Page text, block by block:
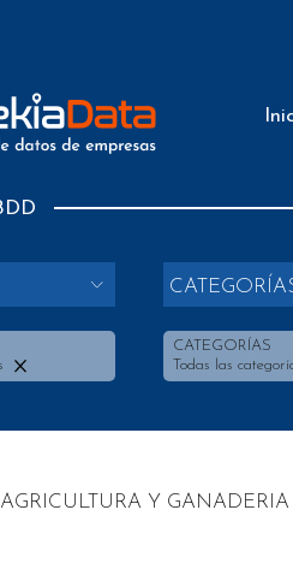
CATEGORÍAS
Todas las
AGRICULTURA Y GANADERIA